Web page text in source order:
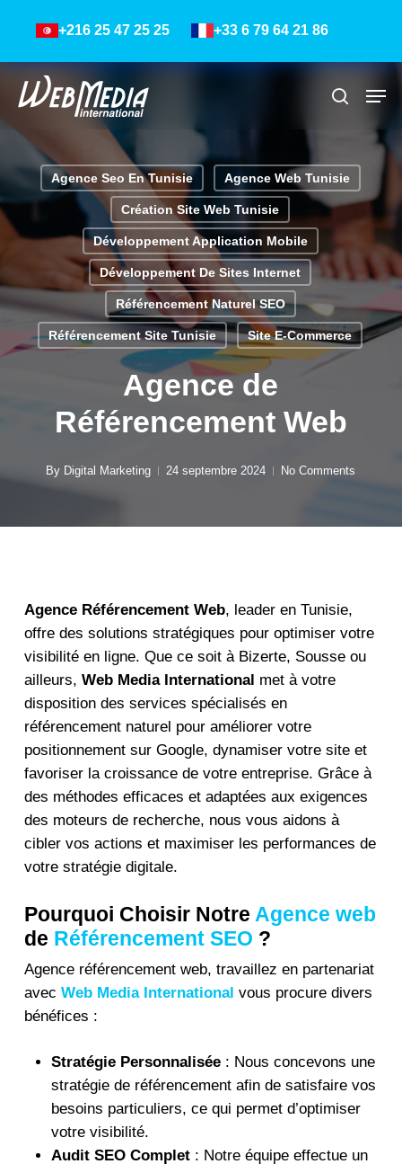
content
+216 25 47 25 25 +33 6 79 64 21 86
Agence Seo En Tunisie Agence Web Tunisie
Création Site Web Tunisie
Développement Application Mobile
Développement De Sites Internet
Référencement Naturel SEO
Référencement Site Tunisie Site E-Commerce
Agence de
Référencement Web
By Digital Marketing 24 septembre 2024 No Comments
Agence Référencement Web, leader en Tunisie,
offre des solutions stratégiques pour optimiser votre
visibilité en ligne. Que ce soit à Bizerte, Sousse ou
ailleurs, Web Media International met à votre
disposition des services spécialisés en
référencement naturel pour améliorer votre
positionnement sur Google, dynamiser votre site et
favoriser la croissance de votre entreprise. Grâce à
des méthodes efficaces et adaptées aux exigences
des moteurs de recherche, nous vous aidons à
cibler vos actions et maximiser les performances de
votre stratégie digitale.
Pourquoi Choisir Notre Agence web
de Référencement SEO ?
Agence référencement web, travaillez en partenariat
avec Web Media International vous procure divers
bénéfices :
Stratégie Personnalisée: Nous concevons une
stratégie de référencement afin de satisfaire vos
besoins particuliers, ce qui permet d’optimiser
votre visibilité.
Audit SEO Complet: Notre équipe effectue un